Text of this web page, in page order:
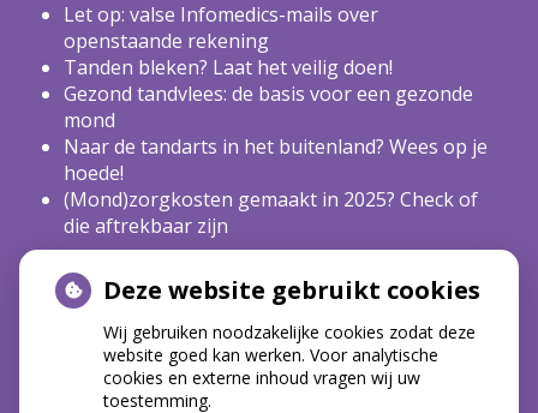
Let op: valse Infomedics-mails over
openstaande rekening
Tanden bleken? Laat het veilig doen!
Gezond tandvlees: de basis voor een gezonde
mond
Naar de tandarts in het buitenland? Wees op je
hoede!
(Mond)zorgkosten gemaakt in 2025? Check of
die aftrekbaar zijn
HOE GEZOND IS JE MOND?
Deze website gebruikt cookies
Wij gebruiken noodzakelijke cookies zodat deze
website goed kan werken. Voor analytische
cookies en externe inhoud vragen wij uw
toestemming.